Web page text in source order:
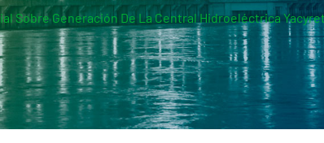
Sobre Generación De La Central Hidroeléctrica